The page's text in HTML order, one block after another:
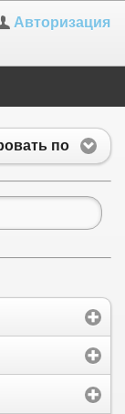
Авторизация
по